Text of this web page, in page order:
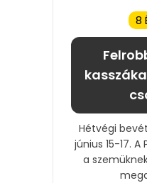
8
Hétvégi
június 15-17.
a